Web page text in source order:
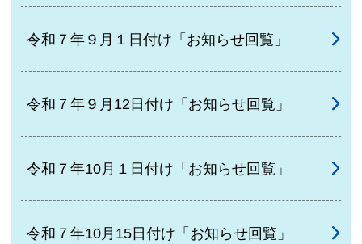
令和７年９月１日付け「お知らせ回覧」
令和７年９月12日付け「お知らせ回覧」
令和７年10月１日付け「お知らせ回覧」
令和７年10月15日付け「お知らせ回覧」